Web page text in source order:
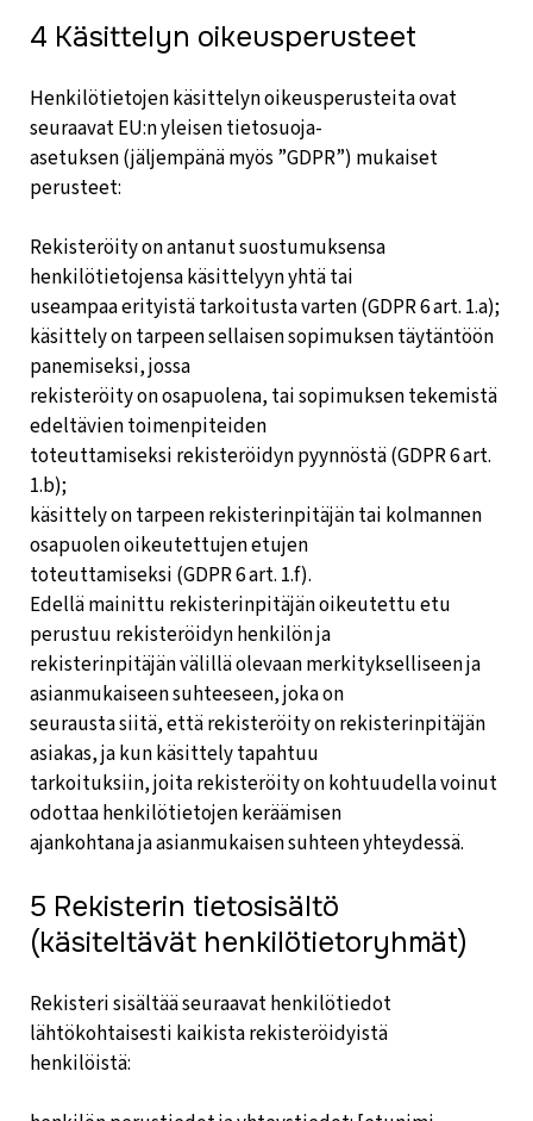
4 Käsittelyn oikeusperusteet
Henkilötietojen käsittelyn oikeusperusteita ovat
seuraavat EU:n yleisen tietosuoja-
asetuksen (jäljempänä myös ”GDPR”) mukaiset
perusteet:
Rekisteröity on antanut suostumuksensa
henkilötietojensa käsittelyyn yhtä tai
useampaa erityistä tarkoitusta varten (GDPR 6 art. 1.a);
käsittely on tarpeen sellaisen sopimuksen täytäntöön
panemiseksi, jossa
rekisteröity on osapuolena, tai sopimuksen tekemistä
edeltävien toimenpiteiden
toteuttamiseksi rekisteröidyn pyynnöstä (GDPR 6 art.
1.b);
käsittely on tarpeen rekisterinpitäjän tai kolmannen
osapuolen oikeutettujen etujen
toteuttamiseksi (GDPR 6 art. 1.f).
Edellä mainittu rekisterinpitäjän oikeutettu etu
perustuu rekisteröidyn henkilön ja
rekisterinpitäjän välillä olevaan merkitykselliseen ja
asianmukaiseen suhteeseen, joka on
seurausta siitä, että rekisteröity on rekisterinpitäjän
asiakas, ja kun käsittely tapahtuu
tarkoituksiin, joita rekisteröity on kohtuudella voinut
odottaa henkilötietojen keräämisen
ajankohtana ja asianmukaisen suhteen yhteydessä.
5 Rekisterin tietosisältö
(käsiteltävät henkilötietoryhmät)
Rekisteri sisältää seuraavat henkilötiedot
lähtökohtaisesti kaikista rekisteröidyistä
henkilöistä: